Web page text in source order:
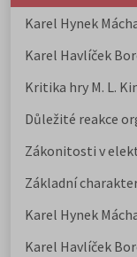
Karel Hynek
Karel Havlíček
Kritika hry M. L.
Důležité reakce
Zákonitosti v
Základní
Karel Hynek
Karel Havlíček